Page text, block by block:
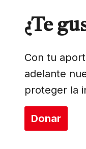
¿Te
Con tu
adelante
proteger la
Donar